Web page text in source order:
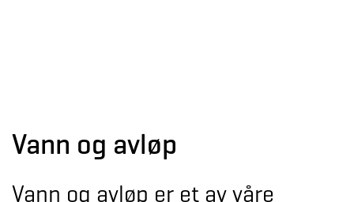
Vann og avløp
Vann og avløp er et av våre